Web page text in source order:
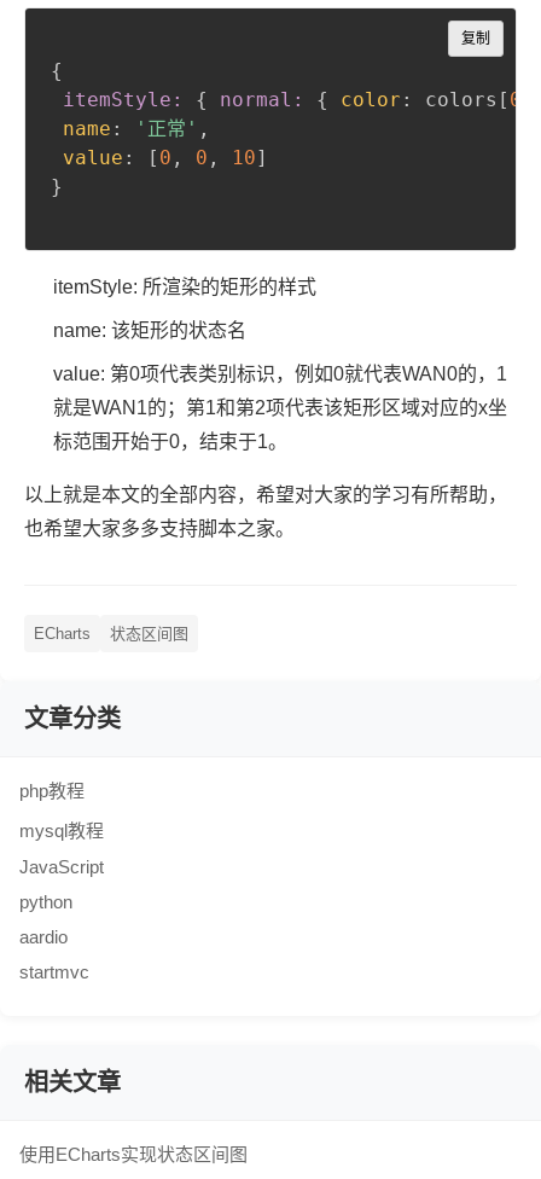
{
itemStyle:
{ normal: { color : colors[ 0
name : '正常' ,
value : [ 0 , 0 , 10
}
复制
Copy
itemStyle: 所渲染的矩形的样式
name: 该矩形的状态名
value: 第0项代表类别标识，例如0就代表WAN0的， 1
就是WAN1的；第1和第2项代表该矩形区域对应的x坐
标范围开始于0，结束于1。
以上就是本文的全部内容，希望对大家的学习有所帮助，
也希望大家多多支持脚本之家。
ECharts 状态区间图
文章分类
php教程
mysql教程
JavaScript
python
aardio
startmvc
相关文章
使用ECharts实现状态区间图